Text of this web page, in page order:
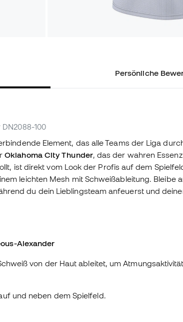
Persönliche
100
Element, das alle Teams der Liga
Oklahoma City Thunder, das der wahren
ist direkt vom Look der Profis auf dem
leichten Mesh mit Schweißableitung. Bleibe
du dein Lieblingsteam anfeuerst und
Alexander
von der Haut ableitet, um
und neben dem Spielfeld.